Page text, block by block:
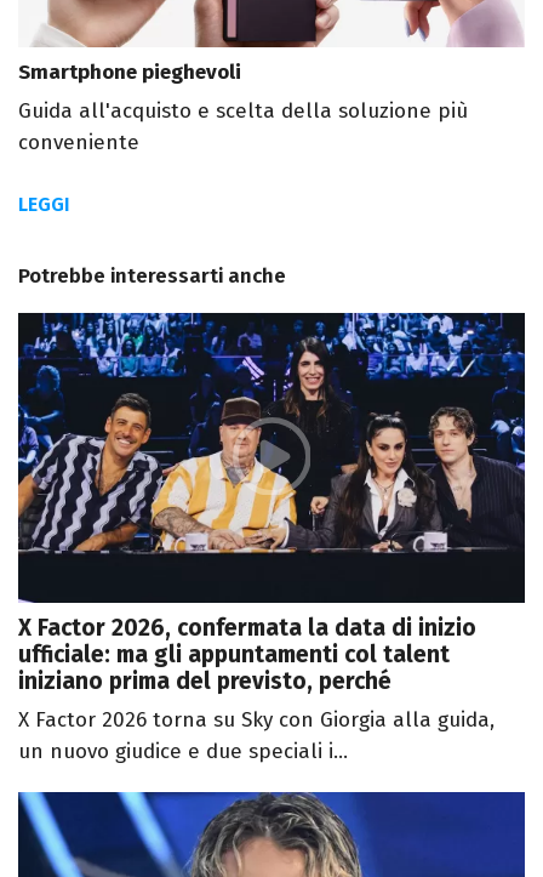
Smartphone pieghevoli
Guida all'acquisto e scelta della soluzione più
conveniente
LEGGI
Potrebbe interessarti anche
X Factor 2026, confermata la data di inizio
ufficiale: ma gli appuntamenti col talent
iniziano prima del previsto, perché
X Factor 2026 torna su Sky con Giorgia alla guida,
un nuovo giudice e due speciali i...